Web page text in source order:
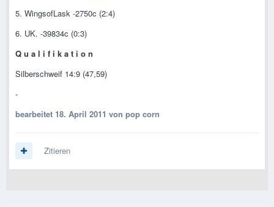
5. WingsofLask -2750c (2:4)
6. UK. -39834c (0:3)
Q u a l i f i k a t i o n
Silberschweif 14:9 (47,59)
-
bearbeitet 18. April 2011 von pop corn
Zitieren